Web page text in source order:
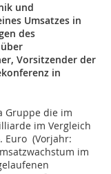
und
Umsatzes in
des
Vorsitzender der
in
Gruppe die im
im Vergleich
Euro (Vorjahr:
im